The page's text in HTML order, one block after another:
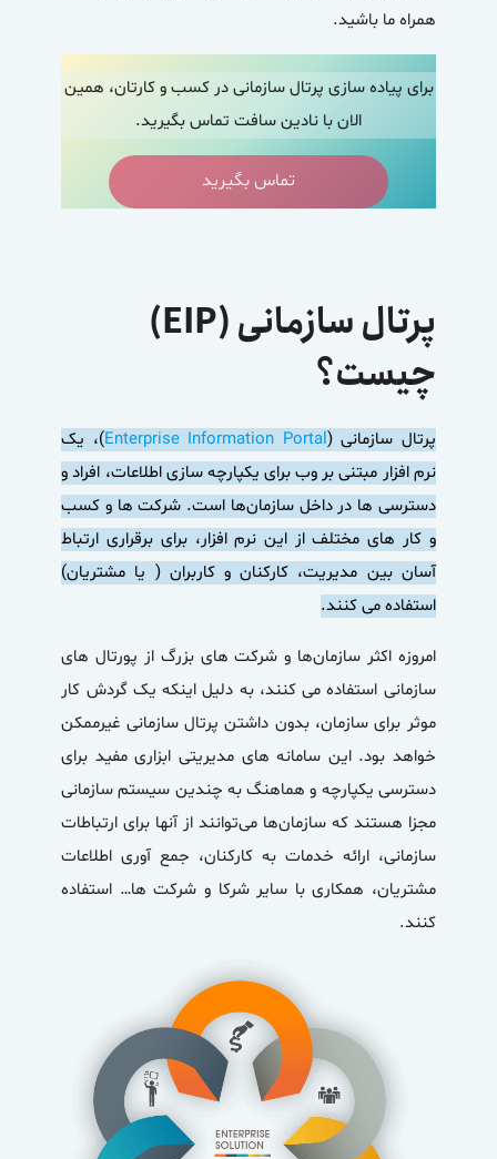
همراه ما باشید.
برای پیاده سازی پرتال سازمانی در کسب و کارتان، همین
الان با نادین سافت تماس بگیرید.
تماس بگیرید
پرتال سازمانی (EIP)
چیست؟
پرتال سازمانی(
Enterprise Information Portal)، یک
نرم افزار مبتنی بر وب برای یکپارچه سازی اطلاعات، افراد و
دسترسی ها در داخل سازمان‌ها است. شرکت ها و کسب
و کار های مختلف از این نرم افزار، برای برقراری ارتباط
آسان بین مدیریت، کارکنان و کاربران ( یا مشتریان)
استفاده می کنند.
امروزه اکثر سازمان‌ها و شرکت های بزرگ از پورتال های
سازمانی استفاده می کنند، به دلیل اینکه یک گردش کار
موثر برای سازمان، بدون داشتن پرتال سازمانی غیرممکن
خواهد بود. این سامانه های مدیریتی ابزاری مفید برای
دسترسی یکپارچه و هماهنگ به چندین سیستم سازمانی
مجزا هستند که سازمان‌ها می‌توانند از آنها برای ارتباطات
سازمانی، ارائه خدمات به کارکنان، جمع آوری اطلاعات
مشتریان، همکاری با سایر شرکا و شرکت ها… استفاده
کنند.